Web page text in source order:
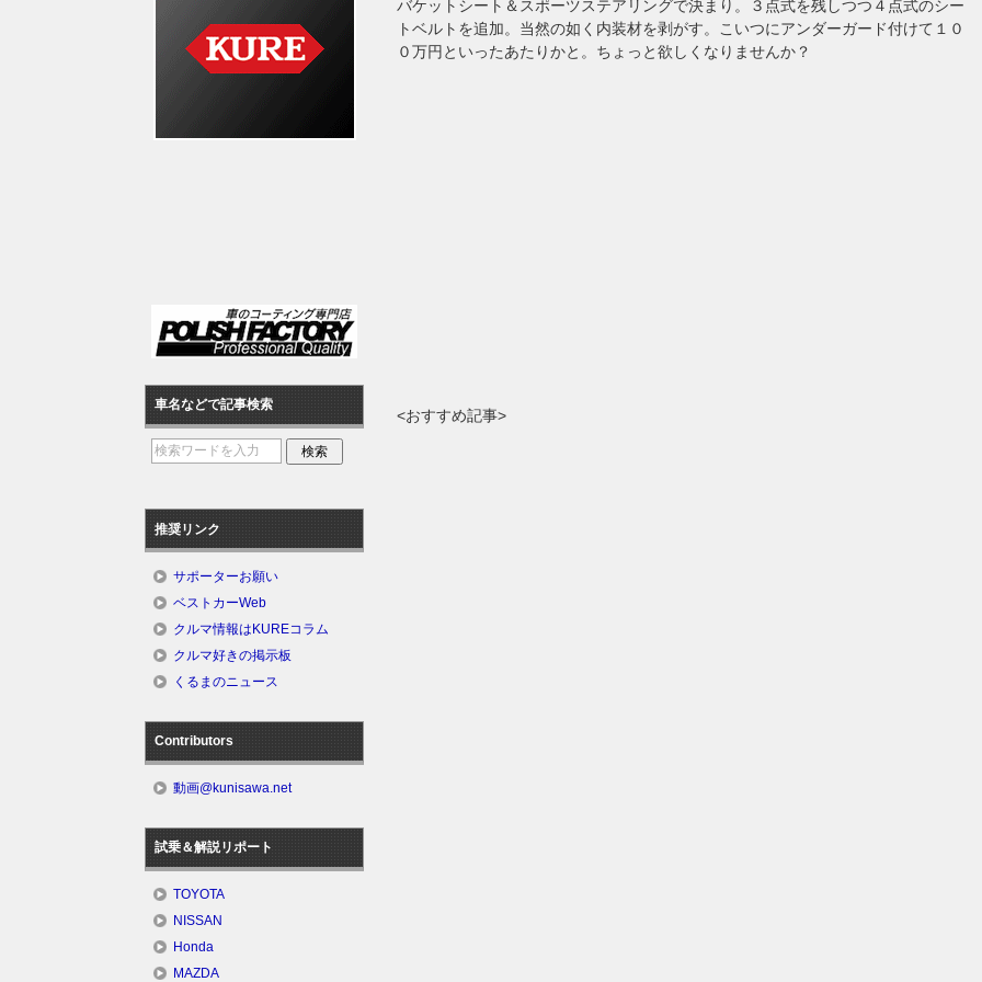
バケットシート＆スポーツステアリングで決まり。３点式を残しつつ４点式のシー
トベルトを追加。当然の如く内装材を剥がす。こいつにアンダーガード付けて１０
０万円といったあたりかと。ちょっと欲しくなりませんか？
<おすすめ記事>
車名などで記事検索
推奨リンク
サポーターお願い
ベストカーWeb
クルマ情報はKUREコラム
クルマ好きの掲示板
くるまのニュース
Contributors
動画@kunisawa.net
試乗＆解説リポート
TOYOTA
NISSAN
Honda
MAZDA